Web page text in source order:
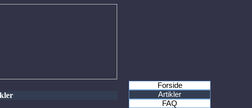
Forside
Artikler
FAQ